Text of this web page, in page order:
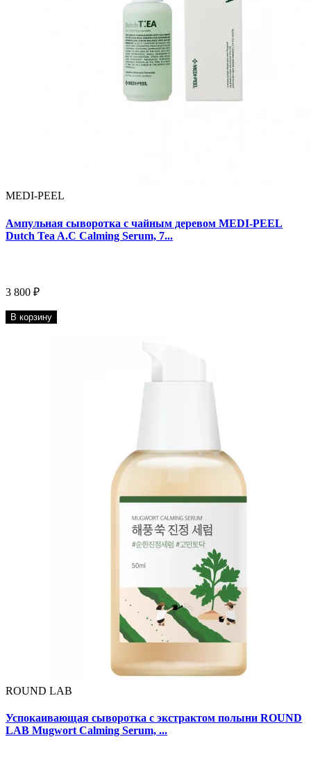
MEDI-PEEL
Ампульная сыворотка с чайным деревом MEDI-PEEL
Dutch Tea A.C Calming Serum, 7...
3 800 ₽
В корзину
ROUND LAB
Успокаивающая сыворотка с экстрактом полыни ROUND
LAB Mugwort Calming Serum, ...